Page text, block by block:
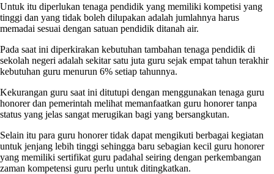
Untuk itu diperlukan tenaga pendidik yang memiliki kompetisi yang
tinggi dan yang tidak boleh dilupakan adalah jumlahnya harus
memadai sesuai dengan satuan pendidik ditanah air.
Pada saat ini diperkirakan kebutuhan tambahan tenaga pendidik di
sekolah negeri adalah sekitar satu juta guru sejak empat tahun terakhir
kebutuhan guru menurun 6% setiap tahunnya.
Kekurangan guru saat ini ditutupi dengan menggunakan tenaga guru
honorer dan pemerintah melihat memanfaatkan guru honorer tanpa
status yang jelas sangat merugikan bagi yang bersangkutan.
Selain itu para guru honorer tidak dapat mengikuti berbagai kegiatan
untuk jenjang lebih tinggi sehingga baru sebagian kecil guru honorer
yang memiliki sertifikat guru padahal seiring dengan perkembangan
zaman kompetensi guru perlu untuk ditingkatkan.